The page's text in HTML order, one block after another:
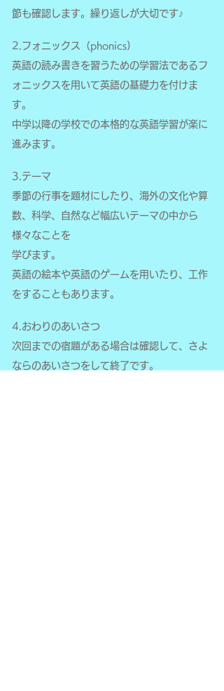
節も確認します。繰り返しが大切です♪
2.フォニックス（phonics)
英語の読み書きを習うための学習法であるフ
ォニックスを用いて英語の基礎力を付けま
す。
中学以降の学校での本格的な英語学習が楽に
進みます。
3.テーマ
季節の行事を題材にしたり、海外の文化や算
数、科学、自然など幅広いテーマの中から
様々なことを
学びます。
​​英語の絵本や英語のゲームを用いたり、工作
をすることもあります。
4.おわりのあいさつ
次回までの宿題がある場合は確認して、さよ
ならのあいさつをして終了です。